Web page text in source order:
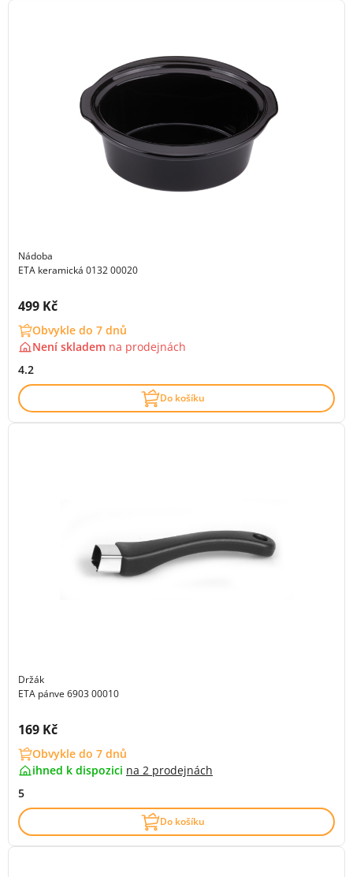
Nádoba
ETA keramická 0132 00020
Cena s DPH:
499 Kč
Obvykle do 7 dnů
Není skladem na prodejnách
4.2
Do košíku
Držák
ETA pánve 6903 00010
Cena s DPH:
169 Kč
Obvykle do 7 dnů
ihned k dispozici na 2 prodejnách
5
Do košíku